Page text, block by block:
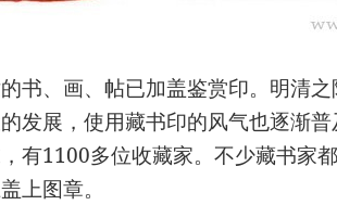
书、画、帖已加盖鉴赏印。明清
发展，使用藏书印的风气也逐渐
有1100多位收藏家。不少藏书家
上图章。